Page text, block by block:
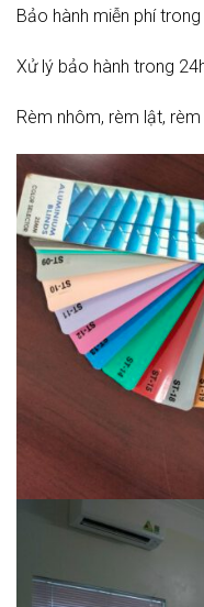
Bảo hành miễn phí trong
Xử lý bảo hành trong
Rèm nhôm, rèm lật,